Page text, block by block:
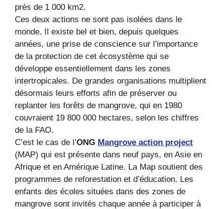
près de 1 000 km2.
Ces deux actions ne sont pas isolées dans le
monde. Il existe bel et bien, depuis quelques
années, une prise de conscience sur l’importance
de la protection de cet écosystème qui se
développe essentiellement dans les zones
intertropicales. De grandes organisations multiplient
désormais leurs efforts afin de préserver ou
replanter les forêts de mangrove, qui en 1980
couvraient 19 800 000 hectares, selon les chiffres
de la FAO.
C’est le cas de l’ONG Mangrove action project
(MAP) qui est présente dans neuf pays, en Asie en
Afrique et en Amérique Latine. La Map soutient des
programmes de reforestation et d’éducation. Les
enfants des écoles situées dans des zones de
mangrove sont invités chaque année à participer à